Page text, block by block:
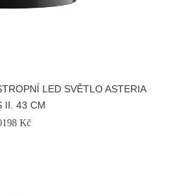
LED SVĚTLO ASTERIA
II. 43 CM
Kč